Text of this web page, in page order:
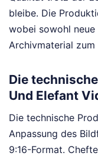
bleibe. Die
wobei sowohl
Archivmaterial zum
Die
Und Elefant
Die technische
Anpassung des
9:16-Format.